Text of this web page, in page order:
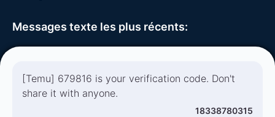
Messages texte les plus récents:
[Temu] 679816 is your verification code. Don't
share it with anyone.
18338780315